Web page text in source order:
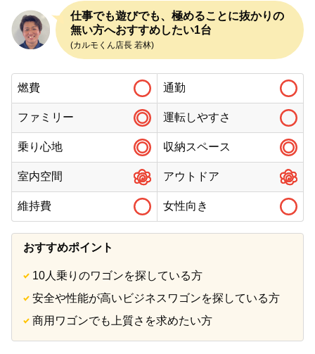
仕事でも遊びでも、極めることに抜かりの
無い方へおすすめしたい1台
(カルモくん店長 若林)
燃費 通勤
ファミリー 運転しやすさ
乗り心地 収納スペース
室内空間 アウトドア
維持費 女性向き
おすすめポイント
10人乗りのワゴンを探している方
安全や性能が高いビジネスワゴンを探している方
商用ワゴンでも上質さを求めたい方